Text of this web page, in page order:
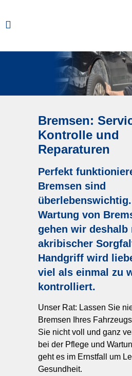
Bremsen:
Kontrolle und
Reparaturen
Perfekt
Bremsen sind
Wartung von
gehen wir deshalb
akribischer
Handgriff wird
viel als einmal zu
kontrolliert.
Unser Rat: Lassen Sie
Bremsen Ihres
Sie nicht voll und ganz
bei der Pflege und
geht es im Ernstfall um
Gesundheit.